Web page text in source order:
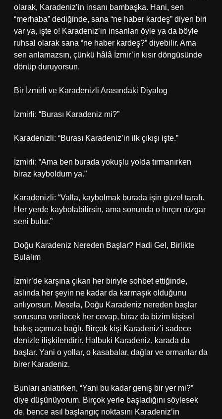
olarak, Karadeniz’in insanı bambaşka. Hani, sen
“merhaba” dediğinde, sana “ne haber kardeş” diyen biri
var ya, işte o! Karadeniz’in insanları öyle ya da böyle
ruhsal olarak sana “ne haber kardeş?” diyebilir. Ama
sen anlamazsın, çünkü hâlâ İzmir’in kısır döngüsünde
dönüp duruyorsun.
Bir İzmirli ve Karadenizli Arasındaki Diyalog
İzmirli: “Burası Karadeniz mi?”
Karadenizli: “Burası Karadeniz’in ilk çıkışı işte.”
İzmirli: “Ama ben burada yokuşlu yolda tırmanırken
biraz kayboldum ya.”
Karadenizli: “Valla, kaybolmak burada işin güzel tarafı.
Her yerde kaybolabilirsin, ama sonunda o hırçın rüzgar
seni bulur.”
Doğu Karadeniz Nereden Başlar? Hadi Gel, Birlikte
Bulalım
İzmir’de karşına çıkan her biriyle sohbet ettiğinde,
aslında her şeyin ne kadar da karmaşık olduğunu
anlıyorsun. Mesela, Doğu Karadeniz nereden başlar
sorusuna verilecek her cevap, biraz da bizim kişisel
bakış açımıza bağlı. Birçok kişi Karadeniz’i sadece
denizle ilişkilendirir. Halbuki Karadeniz, karada da
başlar. Yani o yollar, o kasabalar, dağlar ve ormanlar da
birer Karadeniz.
Bunları anlatırken, “Yani bu kadar geniş bir yer mi?”
diye düşünüyorum. Birçok yerle başladığını söylesek
de, bence asıl başlangıç noktasını Karadeniz’in